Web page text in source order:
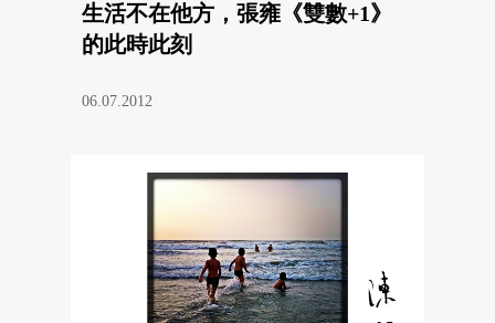
生活不在他方，張雍《雙數+1》
的此時此刻
06.07.2012